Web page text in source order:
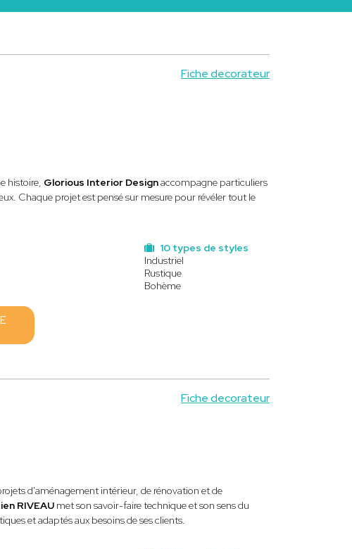
Fiche decorateur
histoire, Glorious Interior Designaccompagne particuliers
Chaque projet est pensé sur mesure pour révéler tout le
10 types de styles
Industriel
Rustique
Bohème
Fiche decorateur
d'aménagement intérieur, de rénovation et de
RIVEAU met son savoir-faire technique et son sens du
et adaptés aux besoins de ses clients.